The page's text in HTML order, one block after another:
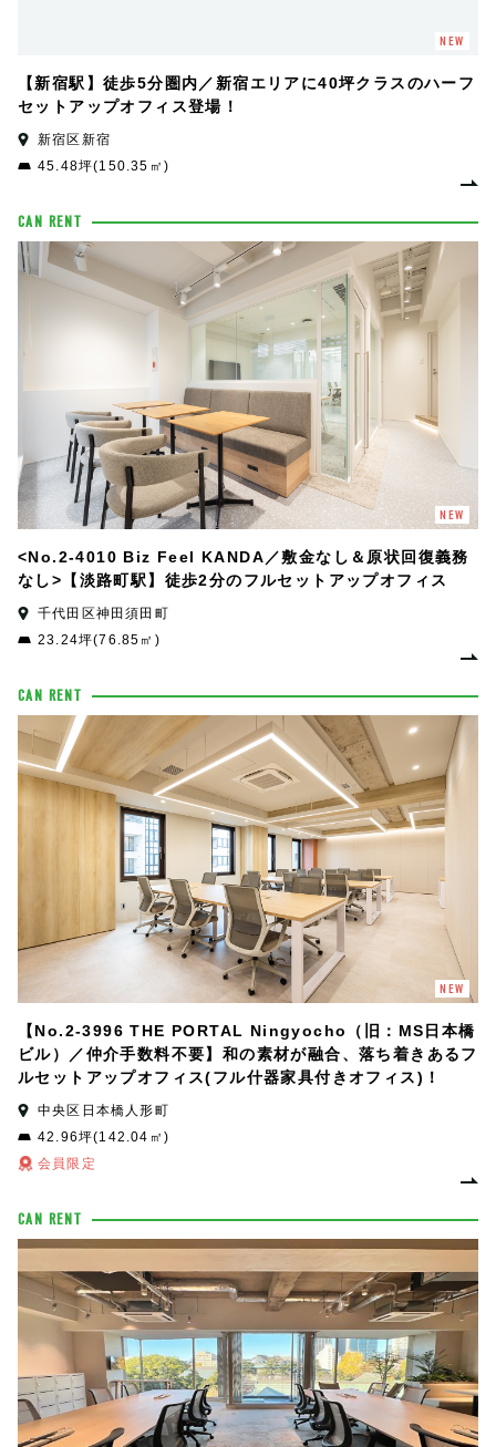
NEW
【新宿駅】徒歩5分圏内／新宿エリアに40坪クラスのハーフ
セットアップオフィス登場！
新宿区新宿
45.48坪(150.35㎡)
CAN RENT
NEW
<No.2-4010 Biz Feel KANDA／敷金なし＆原状回復義務
なし>【淡路町駅】徒歩2分のフルセットアップオフィス
千代田区神田須田町
23.24坪(76.85㎡)
CAN RENT
NEW
【No.2-3996 THE PORTAL Ningyocho（旧：MS日本橋
ビル）／仲介手数料不要】和の素材が融合、落ち着きあるフ
ルセットアップオフィス(フル什器家具付きオフィス)！
中央区日本橋人形町
42.96坪(142.04㎡)
会員限定
CAN RENT